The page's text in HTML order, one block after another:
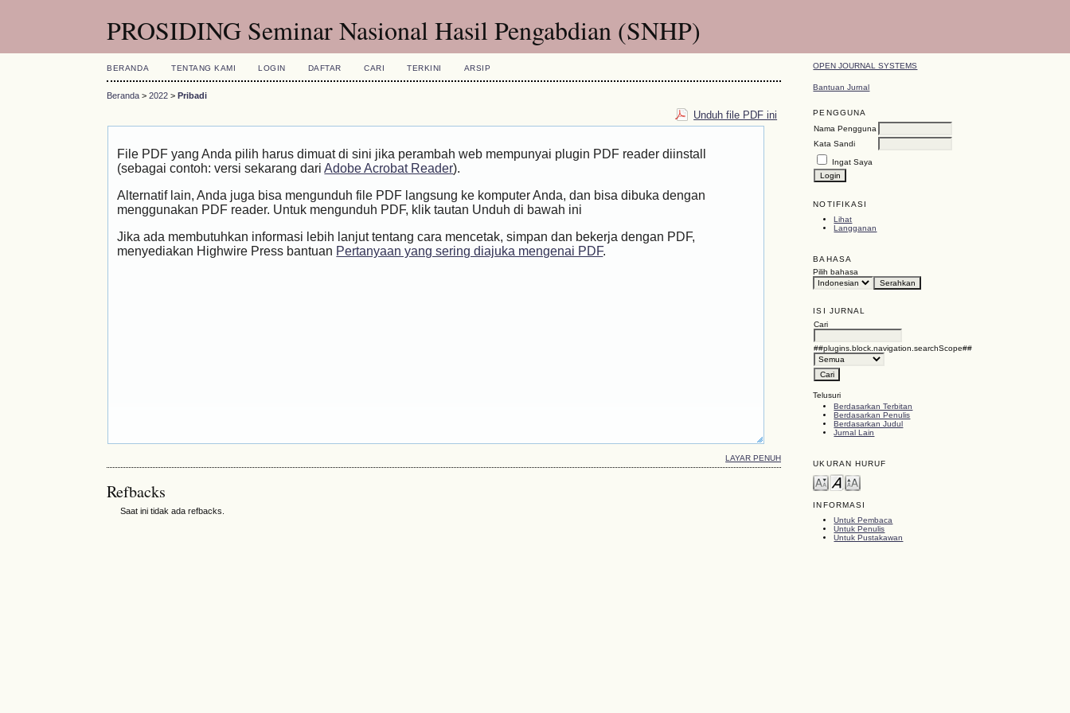
PROSIDING Seminar Nasional Hasil Pengabdian (SNHP)
OPEN JOURNAL SYSTEMS
Bantuan Jurnal
PENGGUNA
Nama Pengguna
Kata Sandi
Ingat Saya
NOTIFIKASI
Lihat
Langganan
BAHASA
Pilih bahasa
ISI JURNAL
Cari
##plugins.block.navigation.searchScope##
Telusuri
Berdasarkan Terbitan
Berdasarkan Penulis
Berdasarkan Judul
Jurnal Lain
UKURAN HURUF
INFORMASI
Untuk Pembaca
Untuk Penulis
Untuk Pustakawan
BERANDA TENTANG KAMI LOGIN DAFTAR CARI TERKINI ARSIP
Beranda >2022 >Pribadi
Unduh file PDF ini
File PDF yang Anda pilih harus dimuat di sini jika perambah web mempunyai plugin PDF reader diinstall
(sebagai contoh: versi sekarang dariAdobe Acrobat Reader).
Alternatif lain, Anda juga bisa mengunduh file PDF langsung ke komputer Anda, dan bisa dibuka dengan
menggunakan PDF reader. Untuk mengunduh PDF, klik tautan Unduh di bawah ini
Jika ada membutuhkan informasi lebih lanjut tentang cara mencetak, simpan dan bekerja dengan PDF,
menyediakan Highwire Press bantuan Pertanyaan yang sering diajuka mengenai PDF.
LAYAR PENUH
Refbacks
Saat ini tidak ada refbacks.